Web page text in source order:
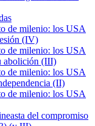
de milenio: los USA
(IV)
de milenio: los USA
abolición (III)
de milenio: los USA
(II)
de milenio: los USA
del compromiso